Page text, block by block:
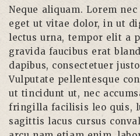
Neque aliquam. Lorem
eget ut vitae dolor, in ut
lectus urna, tempor elit a
gravida faucibus erat
dapibus, consectetuer
Vulputate pellentesque
ut tincidunt ut, nec
fringilla facilisis leo quis,
sagittis lacus cursus